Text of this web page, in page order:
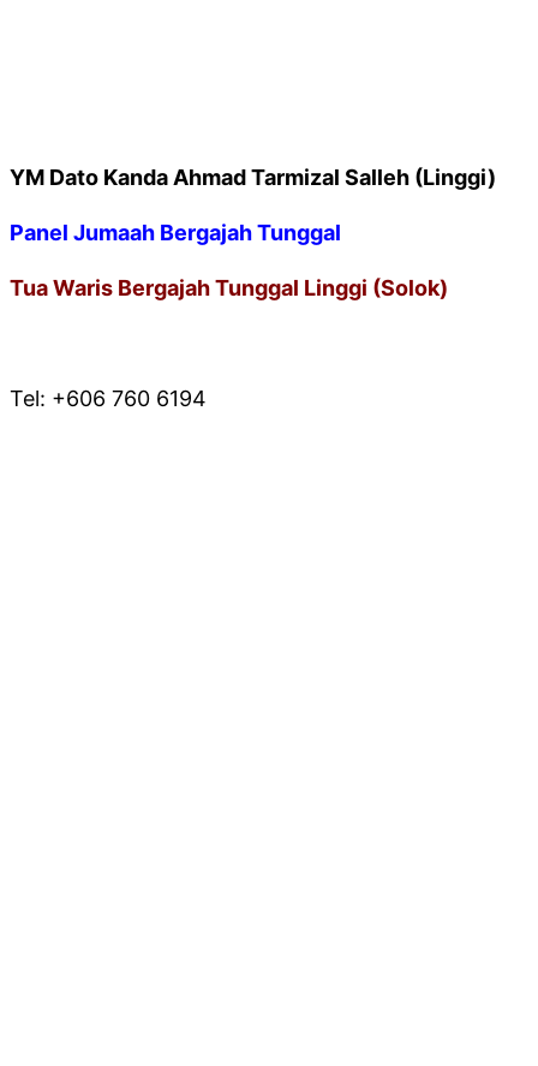
YM Dato Kanda Ahmad Tarmizal Salleh (Linggi)
Panel Jumaah Bergajah Tunggal
Tua Waris Bergajah Tunggal Linggi (Solok)
Tel: +606 760 6194